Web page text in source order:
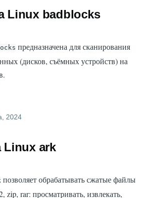
Linux badblocks
предназначена для сканирования
(дисков, съёмных устройств) на
2024
Linux ark
позволяет обрабатывать сжатые файлы
zip, rar: просматривать, извлекать,